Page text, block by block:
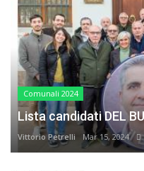
Comunali 2024
Lista candidati DEL
Vittorio Petrelli Mar 15, 2024